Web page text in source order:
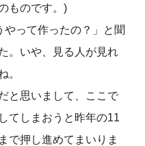
ものです。)
やって作ったの？」と聞
。いや、見る人が見れ
。
と思いまして、ここで
てしまおうと昨年の11
で押し進めてまいりま